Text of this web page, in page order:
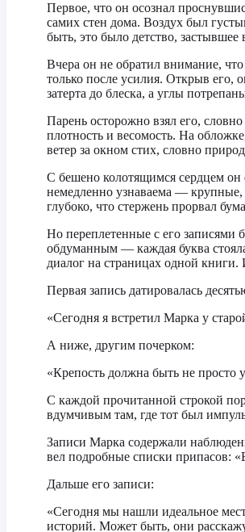
Первое, что он осознал
самих стен дома. Воздух был
быть, это было детство,
Вчера он не обратил внимание,
только после усилия. Открыв его,
затерта до блеска, а углы
Парень осторожно взял его,
плотность и весомость. На
ветер за окном стих, словно
С бешено колотящимся сердцем он
немедленно узнаваема —
глубоко, что стержень прорвал
Но переплетенные с его записями
обдуманным — каждая буква
диалог на страницах одной
Первая запись датировалась
«Сегодня я встретил Марка у
А ниже, другим почерком:
«Крепость должна быть не просто
С каждой прочитанной строкой
вдумчивым там, где тот был
Записи Марка содержали
вел подробные списки припасов:
Дальше его записи:
«Сегодня мы нашли идеальное
историй. Может быть, они